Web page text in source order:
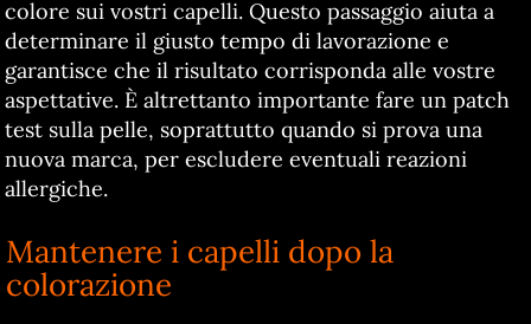
colore sui vostri capelli. Questo passaggio aiuta a
determinare il giusto tempo di lavorazione e
garantisce che il risultato corrisponda alle vostre
aspettative. È altrettanto importante fare un patch
test sulla pelle, soprattutto quando si prova una
nuova marca, per escludere eventuali reazioni
allergiche.
Mantenere i capelli dopo la
colorazione